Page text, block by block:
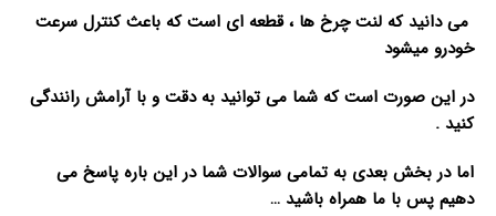
می دانید که لنت چرخ ها ، قطعه ای است که باعث کنترل سرعت
خودرو میشود
در این صورت است که شما می توانید به دقت و با آرامش رانندگی
کنید .
اما در بخش بعدی به تمامی سوالات شما در این باره پاسخ می
دهیم پس با ما همراه باشید …